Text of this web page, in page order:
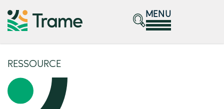
MENU
RESSOURCE